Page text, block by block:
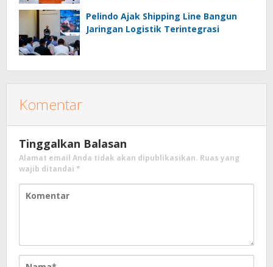
Pelindo Ajak Shipping Line Bangun
Jaringan Logistik Terintegrasi
Komentar
Tinggalkan Balasan
Alamat email Anda tidak akan dipublikasikan. Ruas yang
wajib ditandai *